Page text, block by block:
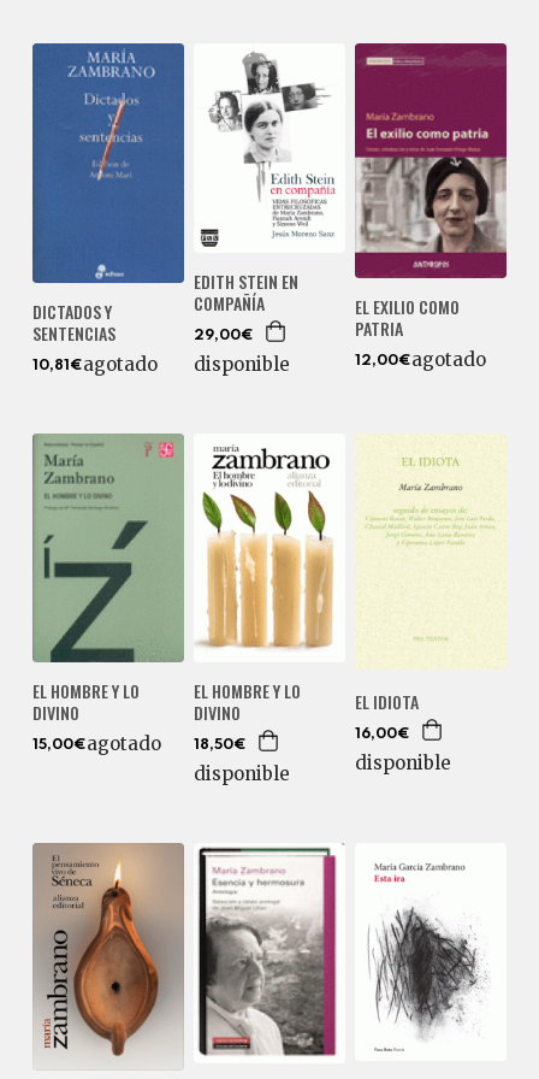
DICTADOS Y
SENTENCIAS
10,81€agotado
EDITH STEIN EN
COMPAÑÍA
29,00€
disponible
EL EXILIO COMO
PATRIA
12,00€agotado
EL HOMBRE Y LO
DIVINO
15,00€agotado
EL HOMBRE Y LO
DIVINO
18,50€
disponible
EL IDIOTA
16,00€
disponible